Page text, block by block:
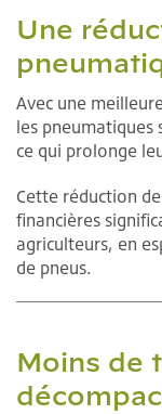
Une
Avec une
les pneumatiques
ce qui prolonge
Cette réduction
financières
agriculteurs, en
de pneus.
Moins de